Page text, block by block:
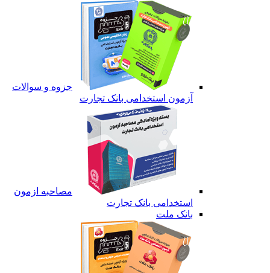
جزوه و سوالات
آزمون استخدامی بانک تجارت
مصاحبه ازمون
استخدامی بانک تجارت
بانک ملت